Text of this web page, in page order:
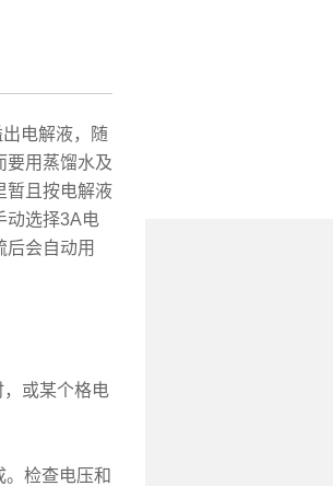
电解液，随
要用蒸馏水及
暂且按电解液
动选择3A电
会自动用
或某个格电
检查电压和